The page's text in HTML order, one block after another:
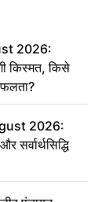
2026:
किस्मत, किसे
2026:
सर्वार्थसिद्धि